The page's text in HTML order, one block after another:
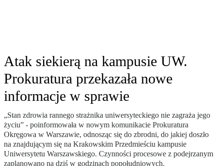
Atak siekierą na kampusie UW.
Prokuratura przekazała nowe
informacje w sprawie
„Stan zdrowia rannego strażnika uniwersyteckiego nie zagraża jego
życiu” - poinformowała w nowym komunikacie Prokuratura
Okręgowa w Warszawie, odnosząc się do zbrodni, do jakiej doszło
na znajdującym się na Krakowskim Przedmieściu kampusie
Uniwersytetu Warszawskiego. Czynności procesowe z podejrzanym
zaplanowano na dziś w godzinach popołudniowych.